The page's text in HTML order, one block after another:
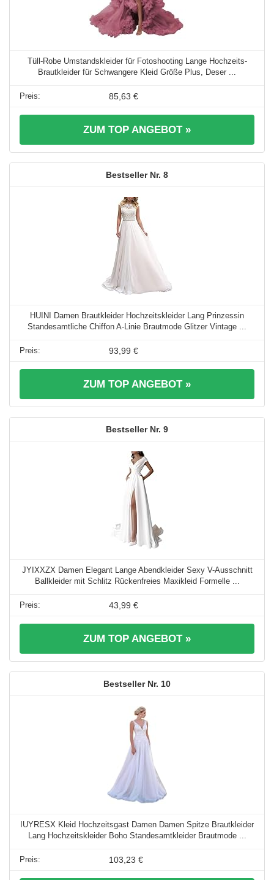
Tüll-Robe Umstandskleider für Fotoshooting Lange Hochzeits-
Brautkleider für Schwangere Kleid Größe Plus, Deser ...
85,63 €
ZUM TOP ANGEBOT »
8
HUINI Damen Brautkleider Hochzeitskleider Lang Prinzessin
Standesamtliche Chiffon A-Linie Brautmode Glitzer Vintage ...
93,99 €
ZUM TOP ANGEBOT »
9
JYIXXZX Damen Elegant Lange Abendkleider Sexy V-Ausschnitt
Ballkleider mit Schlitz Rückenfreies Maxikleid Formelle ...
43,99 €
ZUM TOP ANGEBOT »
10
IUYRESX Kleid Hochzeitsgast Damen Damen Spitze Brautkleider
Lang Hochzeitskleider Boho Standesamtkleider Brautmode ...
103,23 €